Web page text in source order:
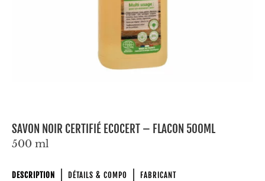
SAVON NOIR CERTIFIÉ ECOCERT – FLACON 500ML
500 ml
DESCRIPTION DÉTAILS & COMPO FABRICANT